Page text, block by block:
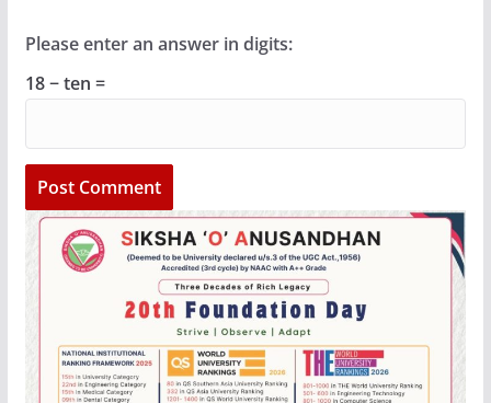
Please enter an answer in digits:
18 − ten =